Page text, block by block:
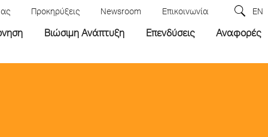
Προκηρύξεις Newsroom Επικοινωνία EN
Βιώσιμη Ανάπτυξη Επενδύσεις Αναφορές